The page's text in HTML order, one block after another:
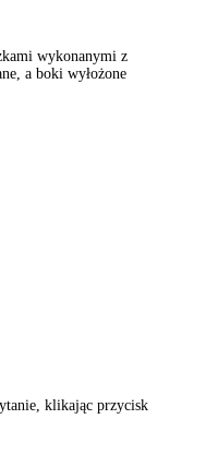
wykonanymi z
a boki wyłożone
klikając przycisk